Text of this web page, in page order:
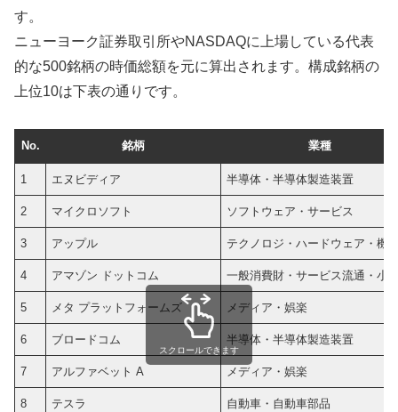
す。
ニューヨーク証券取引所やNASDAQに上場している代表
的な500銘柄の時価総額を元に算出されます。構成銘柄の
上位10は下表の通りです。
No. 銘柄 業種
1 エヌビディア 半導体・半導体製造装置
2 マイクロソフト ソフトウェア・サービス
3 アップル テクノロジ・ハードウェア・機
4 アマゾン ドットコム 一般消費財・サービス流通・小
5 メタ プラットフォームズ メディア・娯楽
6 ブロードコム 半導体・半導体製造装置
7 アルファベット A メディア・娯楽
8 テスラ 自動車・自動車部品
スクロールできます